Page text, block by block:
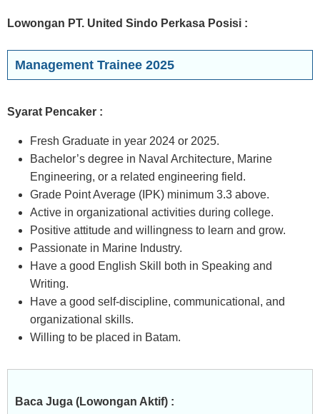
Lowongan PT. United Sindo Perkasa Posisi :
Management Trainee 2025
Syarat Pencaker :
Fresh Graduate in year 2024 or 2025.
Bachelor’s degree in Naval Architecture, Marine
Engineering, or a related engineering field.
Grade Point Average (IPK) minimum 3.3 above.
Active in organizational activities during college.
Positive attitude and willingness to learn and grow.
Passionate in Marine Industry.
Have a good English Skill both in Speaking and
Writing.
Have a good self-discipline, communicational, and
organizational skills.
Willing to be placed in Batam.
Baca Juga (Lowongan Aktif) :